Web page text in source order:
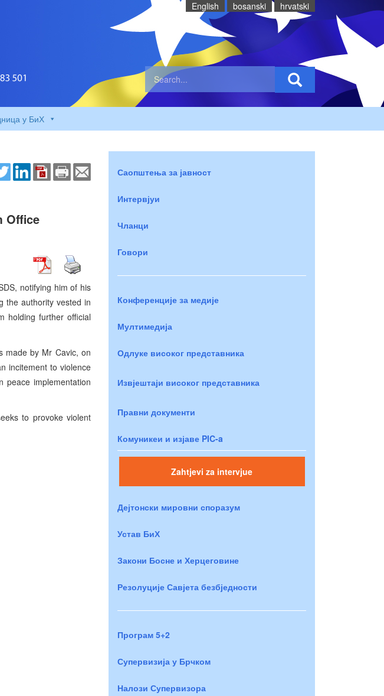
English bosanski hrvatski
у БиХ
Office
notifying him of his
the authority vested in
holding further official
made by Mr Cavic, on
incitement to violence
peace implementation
to provoke violent
Саопштења за јавност
Интервјуи
Чланци
Говори
Конференције за медије
Мултимедија
Одлуке високог представника
Извјештаји високог представника
Правни документи
Комуникеи и изјаве PIC-a
Zahtjevi za intervjue
Дејтонски мировни споразум
Устав БиХ
Закони Босне и Херцеговине
Резолуције Савјета безбједности
Програм 5+2
Супервизија у Брчком
Налози Супервизора